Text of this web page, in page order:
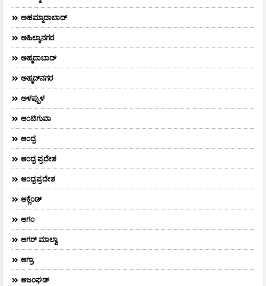
ಅಹಮ್ಮಾದಾಬಾದ್
ಅಹಿಲ್ಯಾನಗರ
ಅಹ್ಮದಾಬಾದ್
ಅಹ್ಮದ್‌ನಗರ
ಅಳಪ್ಪುಳ
ಆಂಟಿಗುವಾ
ಆಂಧ್ರ
ಆಂಧ್ರ ಪ್ರದೇಶ
ಆಂಧ್ರಪ್ರದೇಶ
ಆಕ್ಲೆಂಡ್
ಆಗಂ
ಆಗರ್‌ ಮಾಲ್ವಾ
ಆಗ್ರಾ
ಆಜಂಘಡ್